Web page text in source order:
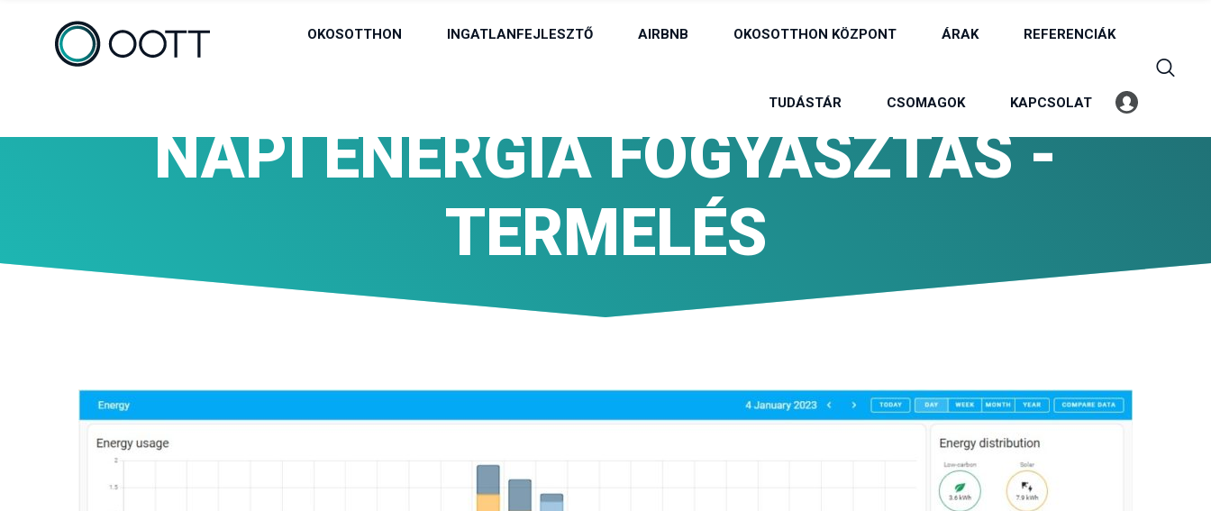
OKOSOTTHON INGATLANFEJLESZTŐ AIRBNB OKOSOTTHON KÖZPONT ÁRAK REFERENCIÁK
TUDÁSTÁR CSOMAGOK KAPCSOLAT Belépés
Profil
NAPI ENERGIA FOGYASZTÁS -
TERMELÉS